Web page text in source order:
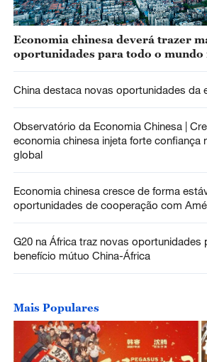
Economia chinesa deverá trazer
oportunidades para todo o
China destaca novas oportunidades da
Observatório da Economia Chinesa |
economia chinesa injeta forte confiança
global
Economia chinesa cresce de forma
oportunidades de cooperação com
G20 na África traz novas oportunidades
benefício mútuo China-África
Mais Populares